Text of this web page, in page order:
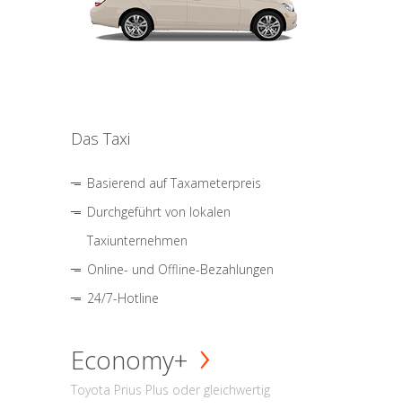
Das Taxi
Basierend auf Taxameterpreis
Durchgeführt von lokalen
Taxiunternehmen
Online- und Offline-Bezahlungen
24/7-Hotline
Economy+
Toyota Prius Plus oder gleichwertig